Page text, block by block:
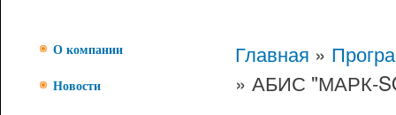
О компании
Новости
Главная »
» АБИС "МАРК-